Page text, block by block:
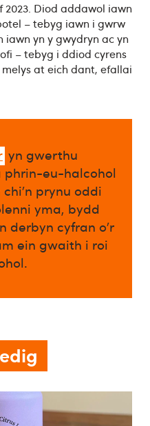
2023. Diod addawol iawn
– tebyg iawn i gwrw
iawn yn y gwydryn ac yn
– tebyg i ddiod cyrens
at eich dant, efallai
yn gwerthu
eu-halcohol
prynu oddi
yma, bydd
derbyn cyfran o’r
ein gwaith i roi